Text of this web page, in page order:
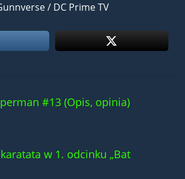
/ DC Prime TV
#13 (Opis, opinia)
w 1. odcinku „Bat